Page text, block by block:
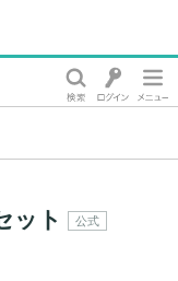
ット 公式